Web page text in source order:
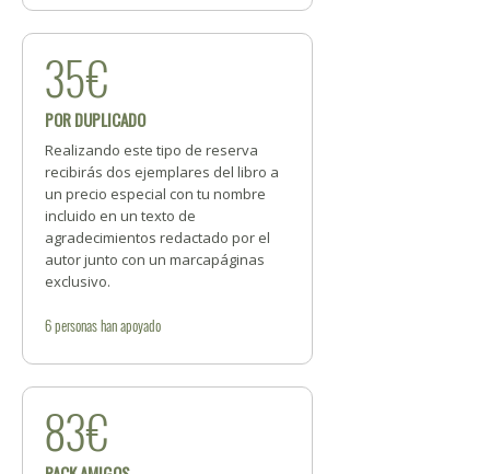
35€
POR DUPLICADO
Realizando este tipo de reserva
recibirás dos ejemplares del libro a
un precio especial con tu nombre
incluido en un texto de
agradecimientos redactado por el
autor junto con un marcapáginas
exclusivo.
6personashan apoyado
83€